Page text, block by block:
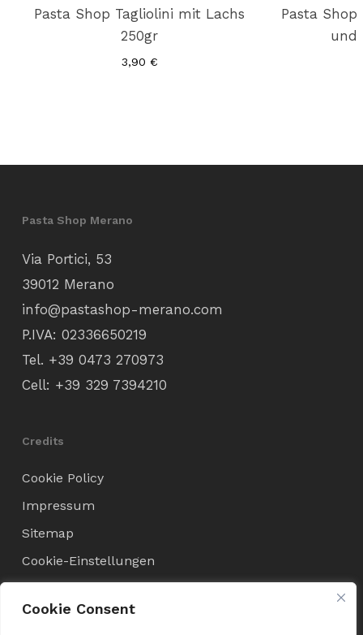
Cookie Consent
Pasta Shop Tagliolini mit Lachs
250gr
3,90 €
Pasta
und
Pasta Shop Merano
Via Portici, 53
39012 Merano
info@pastashop-merano.com
P.IVA: 02336650219
Tel. +39 0473 270973
Cell: +39 329 7394210
Credits
Cookie Policy
Impressum
Sitemap
Cookie-Einstellungen
Verkaufsbedingungen